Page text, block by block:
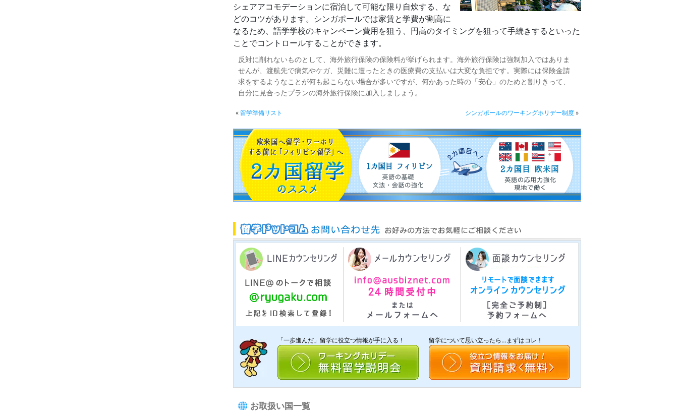
シェアアコモデーションに宿泊して可能な限り自炊する、な
どのコツがあります。シンガポールでは家賃と学費が割高に
なるため、語学学校のキャンペーン費用を狙う、円高のタイミングを狙って手続きするといった
ことでコントロールすることができます。
反対に削れないものとして、海外旅行保険の保険料が挙げられます。海外旅行保険は強制加入ではありま
せんが、渡航先で病気やケガ、災難に遭ったときの医療費の支払いは大変な負担です。実際には保険金請
求をするようなことが何も起こらない場合が多いですが、何かあった時の「安心」のためと割りきって、
自分に見合ったプランの海外旅行保険に加入しましょう。
« 留学準備リスト シンガポールのワーキングホリデー制度 »
「一歩進んだ」留学に役立つ情報が手に入る！ 留学について思い立ったら…まずはコレ！
お取扱い国一覧